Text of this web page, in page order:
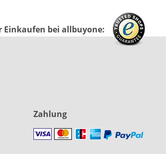
Einkaufen bei allbuyone:
Zahlung